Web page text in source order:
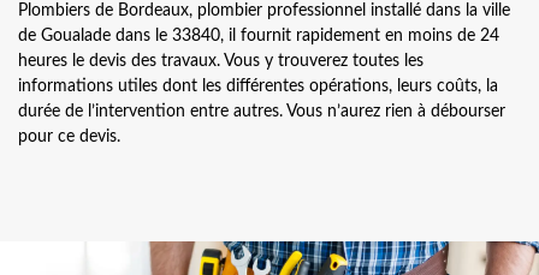
Plombiers de Bordeaux, plombier professionnel installé dans la ville
de Goualade dans le 33840, il fournit rapidement en moins de 24
heures le devis des travaux. Vous y trouverez toutes les
informations utiles dont les différentes opérations, leurs coûts, la
durée de l’intervention entre autres. Vous n’aurez rien à débourser
pour ce devis.